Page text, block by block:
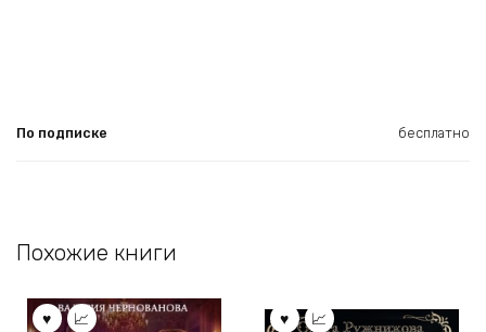
По подписке бесплатно
Похожие книги